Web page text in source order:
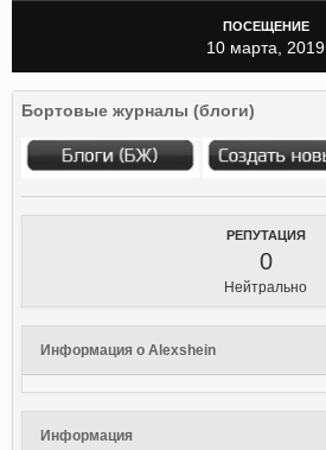
ПОСЕЩЕНИЕ
10 марта, 2019
Бортовые журналы (блоги)
РЕПУТАЦИЯ
0
Нейтрально
Информация о Alexshein
Информация